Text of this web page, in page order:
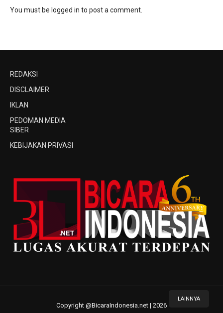
You must be logged in to post a comment.
LAINNYA
REDAKSI
DISCLAIMER
IKLAN
PEDOMAN MEDIA
SIBER
KEBIJAKAN PRIVASI
Copyright @BicaraIndonesia.net | 2026